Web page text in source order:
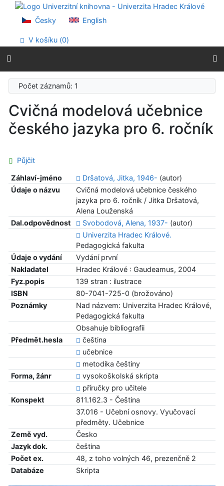
Přejít na obsah
Přejít na menu
Prohlášení o webové přístupnosti
Česky English
V košíku (0)
Počet záznamů: 1
Cvičná modelová učebnice
českého jazyka pro 6. ročník
Půjčit
Záhlaví-jméno Dršatová, Jitka, 1946- (autor)
Údaje o názvu
Cvičná modelová učebnice českého
jazyka pro 6. ročník / Jitka Dršatová,
Alena Louženská
Dal.odpovědnost
Svobodová, Alena, 1937- (autor)
Univerzita Hradec Králové.
Pedagogická fakulta
Údaje o vydání
Vydání první
Nakladatel
Hradec Králové : Gaudeamus, 2004
Fyz.popis
139 stran : ilustrace
ISBN
80-7041-725-0 (brožováno)
Poznámky
Nad názvem: Univerzita Hradec Králové,
Pedagogická fakulta
Obsahuje bibliografii
Předmět.hesla
čeština
učebnice
metodika češtiny
Forma, žánr
vysokoškolská skripta
příručky pro učitele
Konspekt
811.162.3 - Čeština
37.016 - Učební osnovy. Vyučovací
předměty. Učebnice
Země vyd.
Česko
Jazyk dok.
čeština
Počet ex.
48, z toho volných 46, prezenčně 2
Databáze
Skripta